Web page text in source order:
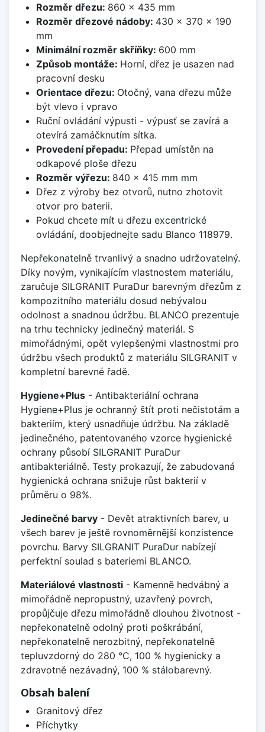
Rozměr dřezu: 860 x 435 mm
Rozměr dřezové nádoby: 430 x 370 x 190
mm
Minimální rozměr skříňky: 600 mm
Způsob montáže: Horní, dřez je usazen nad
pracovní desku
Orientace dřezu: Otočný, vana dřezu může
být vlevo i vpravo
Ruční ovládání výpusti - výpusť se zavírá a
otevírá zamáčknutím sítka.
Provedení přepadu: Přepad umístěn na
odkapové ploše dřezu
Rozměr výřezu: 840 x 415 mm mm
Dřez z výroby bez otvorů, nutno zhotovit
otvor pro baterii.
Pokud chcete mít u dřezu excentrické
ovládání, doobjednejte sadu Blanco 118979.
Nepřekonatelně trvanlivý a snadno udržovatelný.
Díky novým, vynikajícím vlastnostem materiálu,
zaručuje SILGRANIT PuraDur barevným dřezům z
kompozitního materiálu dosud nebývalou
odolnost a snadnou údržbu. BLANCO prezentuje
na trhu technicky jedinečný materiál. S
mimořádnými, opět vylepšenými vlastnostmi pro
údržbu všech produktů z materiálu SILGRANIT v
kompletní barevné řadě.
Hygiene+Plus - Antibakteriální ochrana
Hygiene+Plus je ochranný štít proti nečistotám a
bakteriím, který usnadňuje údržbu. Na základě
jedinečného, patentovaného vzorce hygienické
ochrany působí SILGRANIT PuraDur
antibakteriálně. Testy prokazují, že zabudovaná
hygienická ochrana snižuje růst bakterií v
průměru o 98%.
Jedinečné barvy - Devět atraktivních barev, u
všech barev je ještě rovnoměrnější konzistence
povrchu. Barvy SILGRANIT PuraDur nabízejí
perfektní soulad s bateriemi BLANCO.
Materiálové vlastnosti - Kamenně hedvábný a
mimořádně nepropustný, uzavřený povrch,
propůjčuje dřezu mimořádně dlouhou životnost -
nepřekonatelně odolný proti poškrábání,
nepřekonatelně nerozbitný, nepřekonatelně
tepluvzdorný do 280 °C, 100 % hygienicky a
zdravotně nezávadný, 100 % stálobarevný.
Obsah balení
Granitový dřez
Příchytky